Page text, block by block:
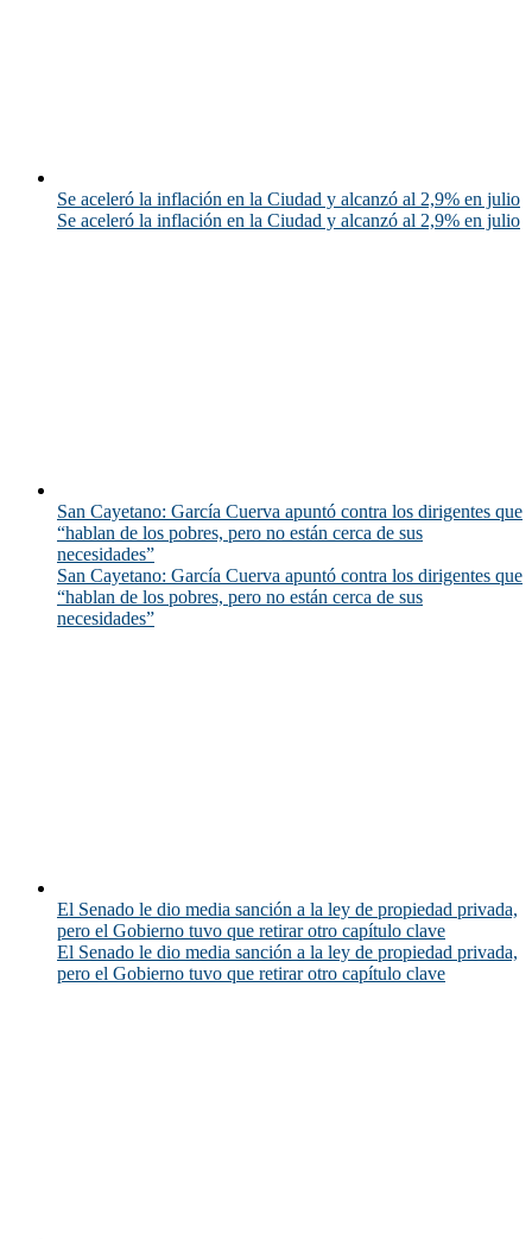
Se aceleró la inflación en la Ciudad y alcanzó al 2,9% en julio
Se aceleró la inflación en la Ciudad y alcanzó al 2,9% en julio
San Cayetano: García Cuerva apuntó contra los dirigentes que
“hablan de los pobres, pero no están cerca de sus
necesidades”
San Cayetano: García Cuerva apuntó contra los dirigentes que
“hablan de los pobres, pero no están cerca de sus
necesidades”
El Senado le dio media sanción a la ley de propiedad privada,
pero el Gobierno tuvo que retirar otro capítulo clave
El Senado le dio media sanción a la ley de propiedad privada,
pero el Gobierno tuvo que retirar otro capítulo clave